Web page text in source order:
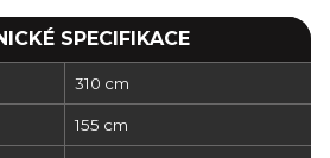
SPECIFIKACE
310 cm
155 cm